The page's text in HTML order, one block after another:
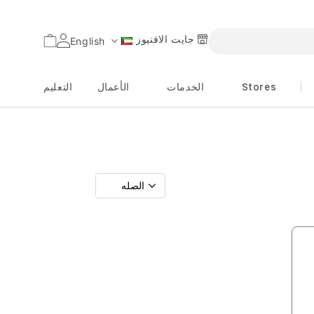
اللغة English جايت الافنيوز السلة
Stores الخدمات الأعمال التعليم